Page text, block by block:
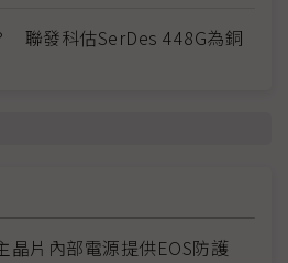
聯發科估SerDes 448G為銅
晶片內部電源提供EOS防護